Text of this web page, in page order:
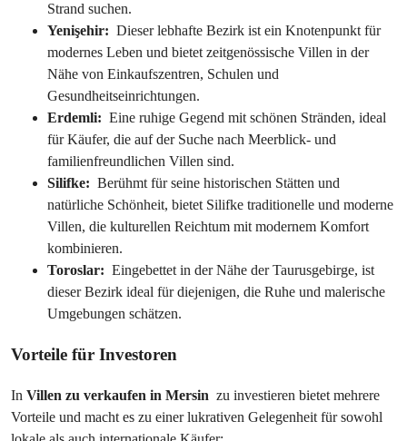
Strand suchen.
Yenişehir: Dieser lebhafte Bezirk ist ein Knotenpunkt für
modernes Leben und bietet zeitgenössische Villen in der
Nähe von Einkaufszentren, Schulen und
Gesundheitseinrichtungen.
Erdemli: Eine ruhige Gegend mit schönen Stränden, ideal
für Käufer, die auf der Suche nach Meerblick- und
familienfreundlichen Villen sind.
Silifke: Berühmt für seine historischen Stätten und
natürliche Schönheit, bietet Silifke traditionelle und moderne
Villen, die kulturellen Reichtum mit modernem Komfort
kombinieren.
Toroslar: Eingebettet in der Nähe der Taurusgebirge, ist
dieser Bezirk ideal für diejenigen, die Ruhe und malerische
Umgebungen schätzen.
Vorteile für Investoren
In Villen zu verkaufen in Mersin zu investieren bietet mehrere
Vorteile und macht es zu einer lukrativen Gelegenheit für sowohl